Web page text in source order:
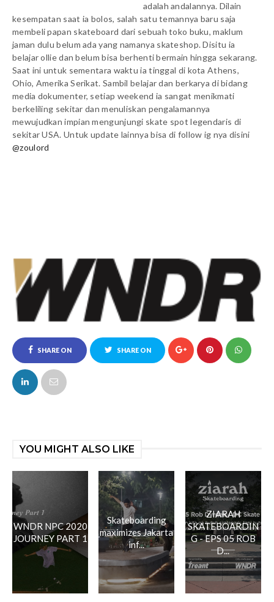
adalah andalannya. Dilain
kesempatan saat ia bolos, salah satu temannya baru saja
membeli papan skateboard dari sebuah toko buku, maklum
jaman dulu belum ada yang namanya skateshop. Disitu ia
belajar ollie dan belum bisa berhenti bermain hingga sekarang.
Saat ini untuk sementara waktu ia tinggal di kota Athens,
Ohio, Amerika Serikat. Sambil belajar dan berkarya di bidang
media dokumenter, setiap weekend ia sangat menikmati
berkeliling sekitar dan menuliskan pengalamannya
mewujudkan impian mengunjungi skate spot legendaris di
sekitar USA. Untuk update lainnya bisa di follow ig nya disini
@zoulord
SHARE ON
FACEBOOK
SHARE ON
YOU MIGHT ALSO LIKE
WNDR NPC 2020
JOURNEY PART 1
Skateboarding
maximizes Jakarta
inf...
ZIARAH
SKATEBOARDIN
G - EPS 05 ROB
D...